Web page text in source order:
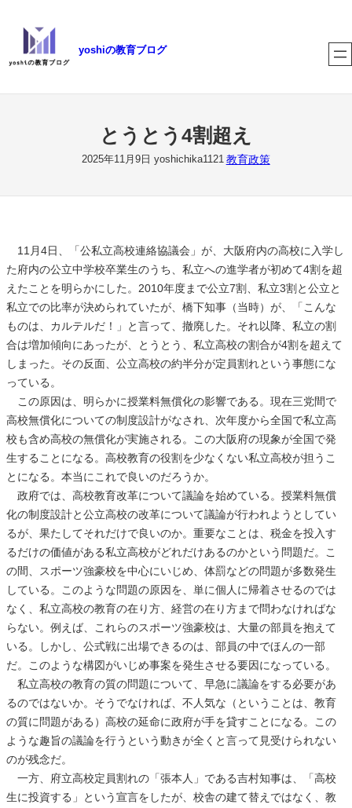
yoshiの教育ブログ
とうとう4割超え
2025年11月9日 yoshichika1121 教育政策
11月4日、「公私立高校連絡協議会」が、大阪府内の高校に入学し
た府内の公立中学校卒業生のうち、私立への進学者が初めて4割を超
えたことを明らかにした。2010年度まで公立7割、私立3割と公立と
私立での比率が決められていたが、橋下知事（当時）が、「こんな
ものは、カルテルだ！」と言って、撤廃した。それ以降、私立の割
合は増加傾向にあったが、とうとう、私立高校の割合が4割を超えて
しまった。その反面、公立高校の約半分が定員割れという事態にな
っている。
この原因は、明らかに授業料無償化の影響である。現在三党間で
高校無償化についての制度設計がなされ、次年度から全国で私立高
校も含め高校の無償化が実施される。この大阪府の現象が全国で発
生することになる。高校教育の役割を少なくない私立高校が担うこ
とになる。本当にこれで良いのだろうか。
政府では、高校教育改革について議論を始めている。授業料無償
化の制度設計と公立高校の改革について議論が行われようとしてい
るが、果たしてそれだけで良いのか。重要なことは、税金を投入す
るだけの価値がある私立高校がどれだけあるのかという問題だ。こ
の間、スポーツ強豪校を中心にいじめ、体罰などの問題が多数発生
している。このような問題の原因を、単に個人に帰着させるのでは
なく、私立高校の教育の在り方、経営の在り方まで問わなければな
らない。例えば、これらのスポーツ強豪校は、大量の部員を抱えて
いる。しかし、公式戦に出場できるのは、部員の中でほんの一部
だ。このような構図がいじめ事案を発生させる要因になっている。
私立高校の教育の質の問題について、早急に議論をする必要があ
るのではないか。そうでなければ、不人気な（ということは、教育
の質に問題がある）高校の延命に政府が手を貸すことになる。この
ような趣旨の議論を行うという動きが全くと言って見受けられない
のが残念だ。
一方、府立高校定員割れの「張本人」である吉村知事は、「高校
生に投資する」という宣言をしたが、校舎の建て替えではなく、教